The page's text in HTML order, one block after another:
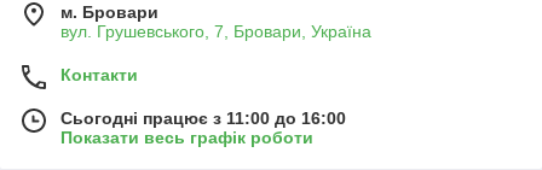
м. Бровари
вул. Грушевського, 7, Бровари, Україна
Контакти
Сьогодні працює з 11:00 до 16:00
Показати весь графік роботи